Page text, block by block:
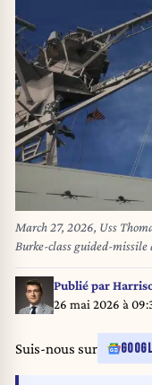
March 27, 2026, Uss
Burke-class guided-missile
Tomahawk Land Attack
21, 2026 from an
Navy/Planet Pix via ZUMA
Publié par
26 mai 2026 à
Suis-nous sur